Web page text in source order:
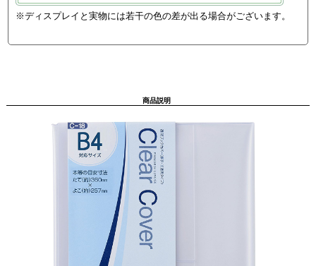
※ディスプレイと実物には若干の色の差が出る場合がございます。
商品説明